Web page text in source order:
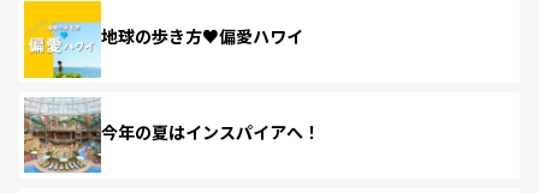
地球の歩き方♥偏愛ハワイ
今年の夏はインスパイアへ！